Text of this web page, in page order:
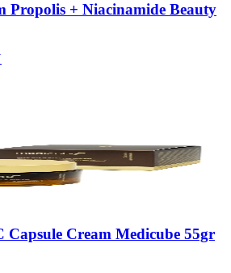
Propolis + Niacinamide Beauty
Capsule Cream Medicube 55gr